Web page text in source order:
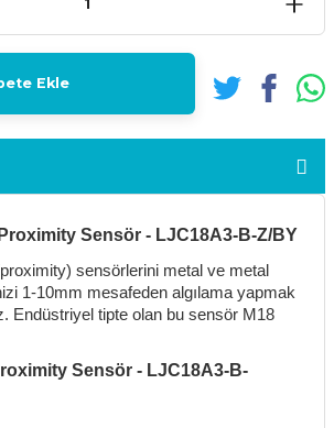
Ekle
Sensör - LJC18A3-B-Z/BY
sensörlerini metal ve metal
1-10mm mesafeden algılama yapmak
Endüstriyel tipte olan bu sensör M18
Sensör - LJC18A3-B-